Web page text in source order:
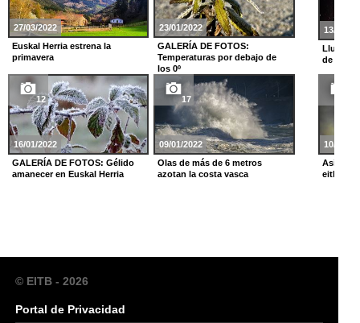
27/03/2022
Euskal Herria estrena la
primavera
23/01/2022
GALERÍA DE FOTOS:
Temperaturas por debajo de
los 0º
12
16/01/2022
GALERÍA DE FOTOS: Gélido
amanecer en Euskal Herria
17
09/01/2022
Olas de más de 6 metros
azotan la costa vasca
13/08/
Lluvia
de San
10/06/
Así han
eitb.eus
© EITB - 2026
Portal de Privacidad